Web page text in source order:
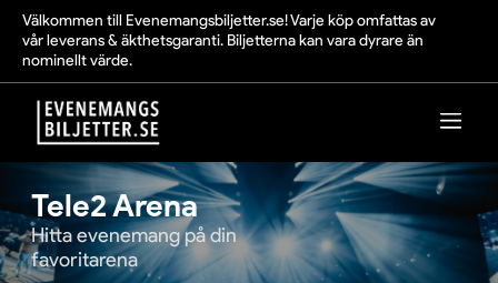
Välkommen till Evenemangsbiljetter.se! Varje köp omfattas av
vår leverans & äkthetsgaranti. Biljetterna kan vara dyrare än
nominellt värde.
Tele2 Arena
Hitta evenemang på din
favoritarena